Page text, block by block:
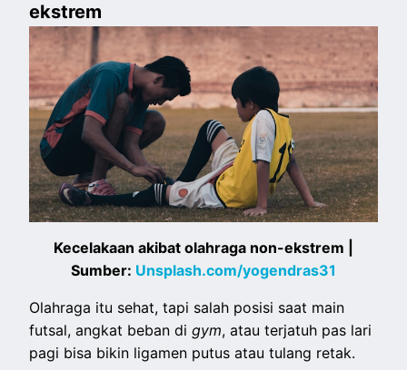
ekstrem
Kecelakaan akibat olahraga non-ekstrem |
Sumber: Unsplash.com/yogendras31
Olahraga itu sehat, tapi salah posisi saat main
futsal, angkat beban digym, atau terjatuh pas lari
pagi bisa bikin ligamen putus atau tulang retak.